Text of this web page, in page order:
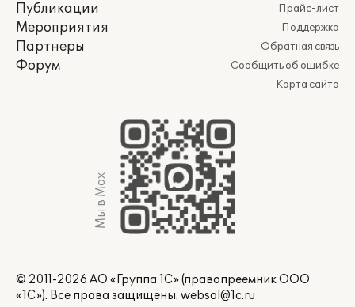
Публикации
Мероприятия
Партнеры
Форум
Прайс-лист
Поддержка
Обратная связь
Сообщить об ошибке
Карта сайта
Мы в Max
© 2011-2026 АО «Группа 1С» (правопреемник ООО
«1С»). Все права защищены. websol@1c.ru